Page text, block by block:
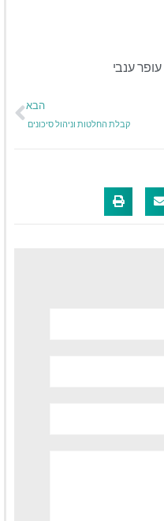
עופר ענבי
הבא
קבלת החלטות וניהול סיכונים